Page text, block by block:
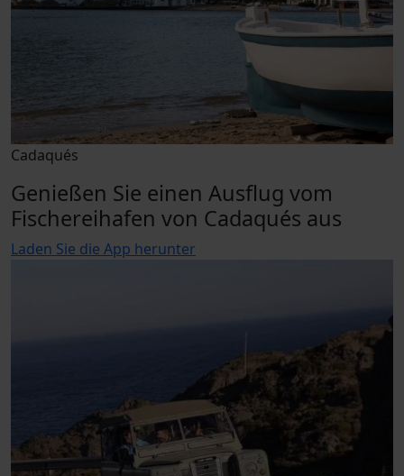
Cadaqués
Genießen Sie einen Ausflug vom
Fischereihafen von Cadaqués aus
Laden Sie die App herunter